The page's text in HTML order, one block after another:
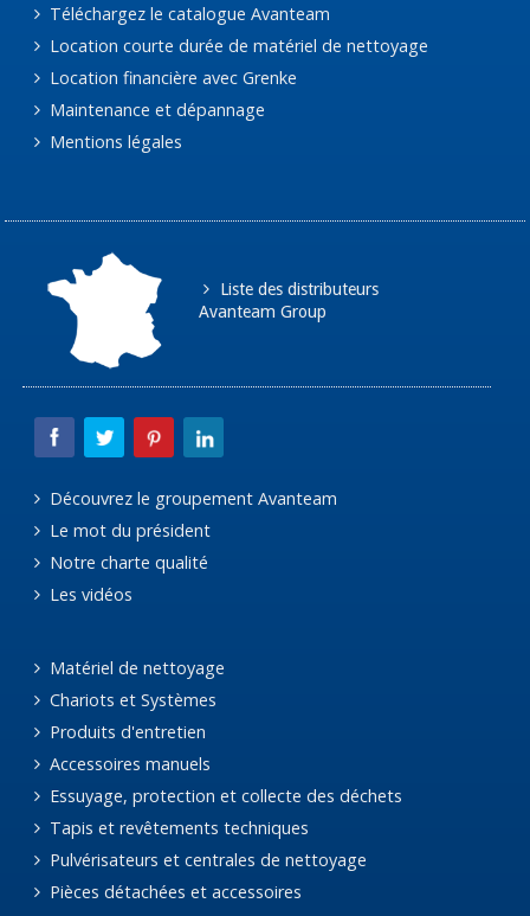
Téléchargez le catalogue Avanteam
Location courte durée de matériel de nettoyage
Location financière avec Grenke
Maintenance et dépannage
Mentions légales
Liste des distributeurs
Avanteam Group
Découvrez le groupement Avanteam
Le mot du président
Notre charte qualité
Les vidéos
Matériel de nettoyage
Chariots et Systèmes
Produits d'entretien
Accessoires manuels
Essuyage, protection et collecte des déchets
Tapis et revêtements techniques
Pulvérisateurs et centrales de nettoyage
Pièces détachées et accessoires